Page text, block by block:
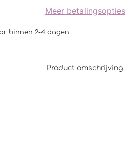
Meer betalingsopties
binnen 2-4 dagen
Product omschrijving